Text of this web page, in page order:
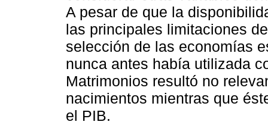
A pesar de que la
las principales limitaciones
selección de las economías
nunca antes había utilizada
Matrimonios resultó no
nacimientos mientras que
el PIB.